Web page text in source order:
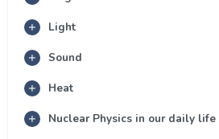
Light
Sound
Heat
Nuclear Physics in our daily life